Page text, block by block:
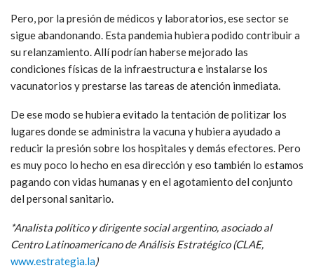
Pero, por la presión de médicos y laboratorios, ese sector se
sigue abandonando. Esta pandemia hubiera podido contribuir a
su relanzamiento. Allí podrían haberse mejorado las
condiciones físicas de la infraestructura e instalarse los
vacunatorios y prestarse las tareas de atención inmediata.
De ese modo se hubiera evitado la tentación de politizar los
lugares donde se administra la vacuna y hubiera ayudado a
reducir la presión sobre los hospitales y demás efectores. Pero
es muy poco lo hecho en esa dirección y eso también lo estamos
pagando con vidas humanas y en el agotamiento del conjunto
del personal sanitario.
*Analista político y dirigente social argentino, asociado al
Centro Latinoamericano de Análisis Estratégico (CLAE,
www.estrategia.la)